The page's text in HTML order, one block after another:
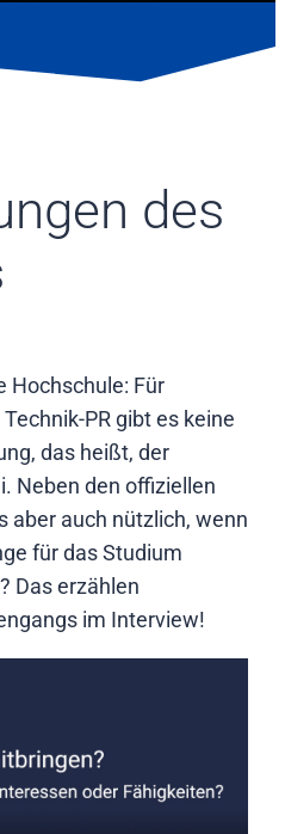
des
Hochschule: Für
PR gibt es keine
das heißt, der
Neben den offiziellen
aber auch nützlich, wenn
für das Studium
Das erzählen
im Interview!